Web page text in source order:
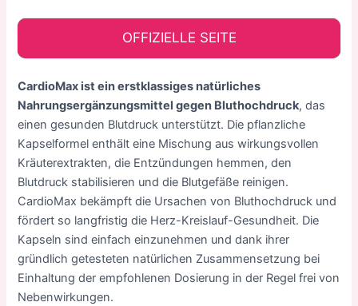
OFFIZIELLE SEITE
CardioMax ist ein erstklassiges natürliches
Nahrungsergänzungsmittel gegen Bluthochdruck, das
einen gesunden Blutdruck unterstützt. Die pflanzliche
Kapselformel enthält eine Mischung aus wirkungsvollen
Kräuterextrakten, die Entzündungen hemmen, den
Blutdruck stabilisieren und die Blutgefäße reinigen.
CardioMax bekämpft die Ursachen von Bluthochdruck und
fördert so langfristig die Herz-Kreislauf-Gesundheit. Die
Kapseln sind einfach einzunehmen und dank ihrer
gründlich getesteten natürlichen Zusammensetzung bei
Einhaltung der empfohlenen Dosierung in der Regel frei von
Nebenwirkungen.